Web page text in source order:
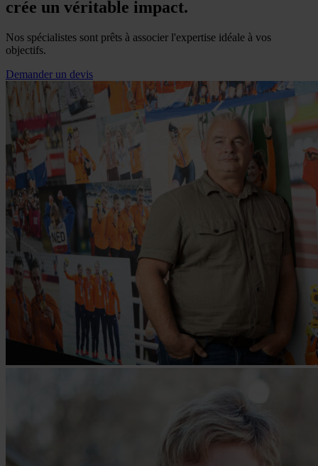
crée un véritable impact.
Nos spécialistes sont prêts à associer l'expertise idéale à vos
objectifs.
Demander un devis